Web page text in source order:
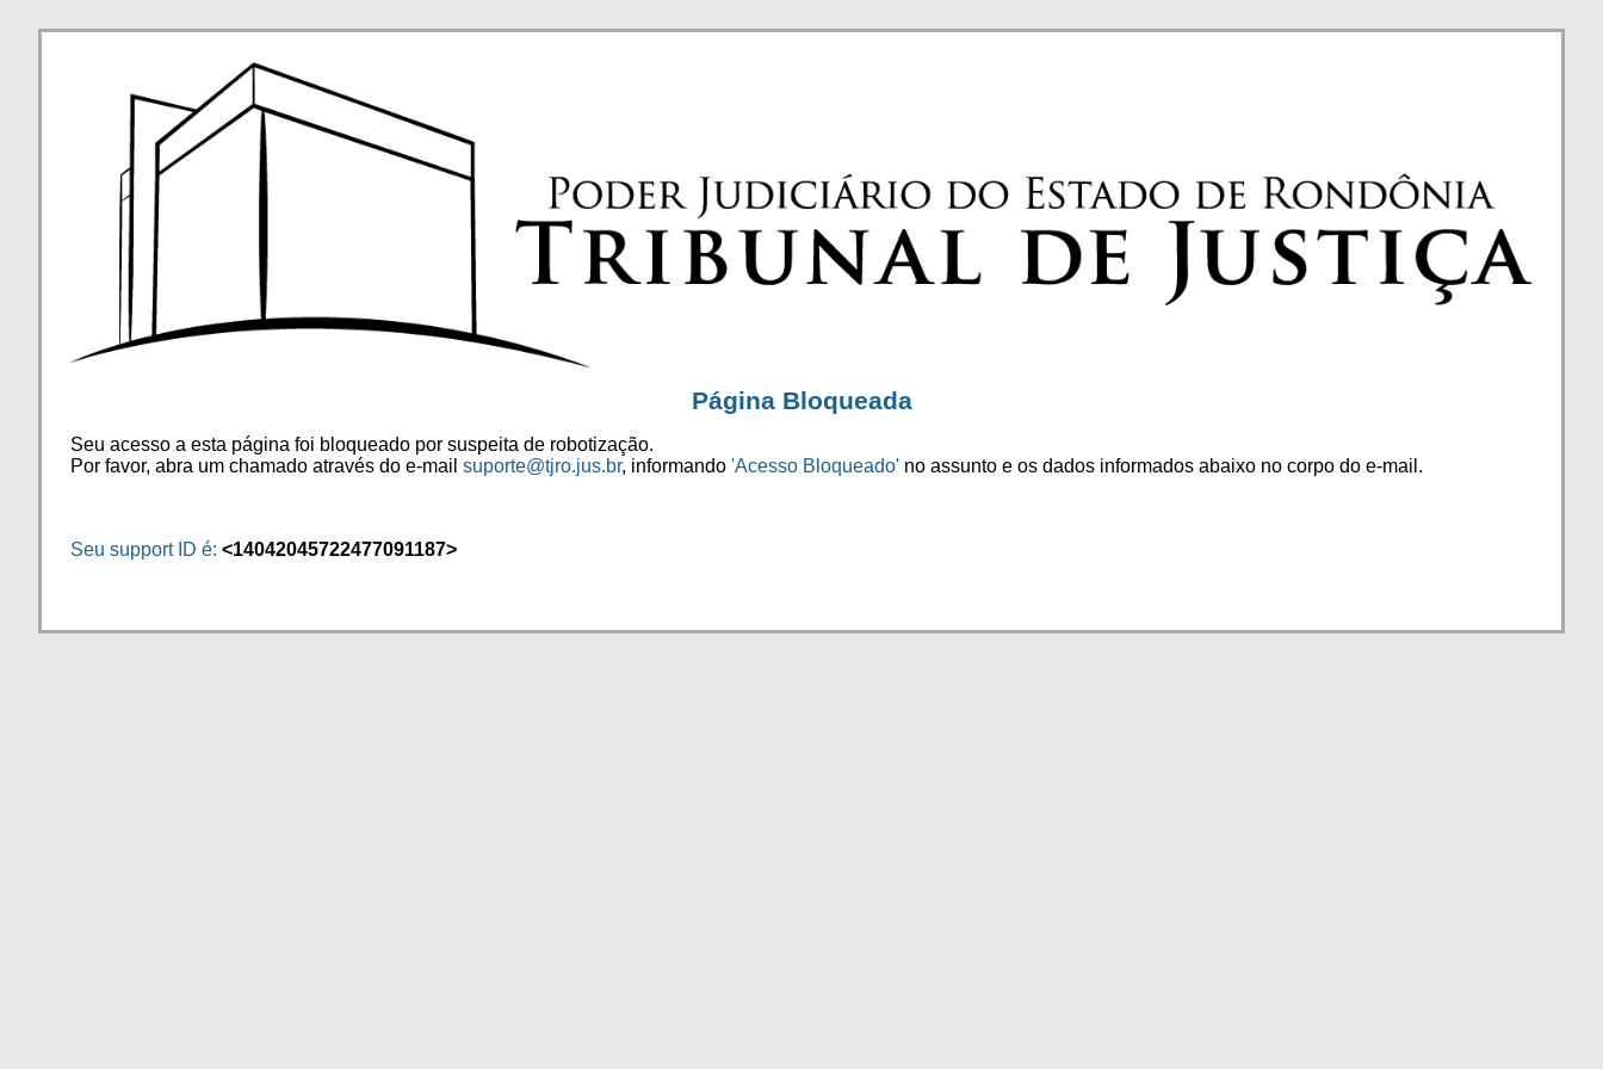
Página Bloqueada
Seu acesso a esta página foi bloqueado por suspeita de robotização.
Por favor, abra um chamado através do e-mail suporte@tjro.jus.br, informando 'Acesso Bloqueado' no assunto e os dados informados abaixo no corpo do e-mail.
Seu support ID é: <14042045722477091187>